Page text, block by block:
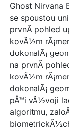
Ghost Nirvana
se spoustou
prvnÃ­ pohled
kovÃ½m
dokonalÃ¡
na prvnÃ­
kovÃ½m
dokonalÃ¡
pÅ™i vÃ½voji
algoritmu,